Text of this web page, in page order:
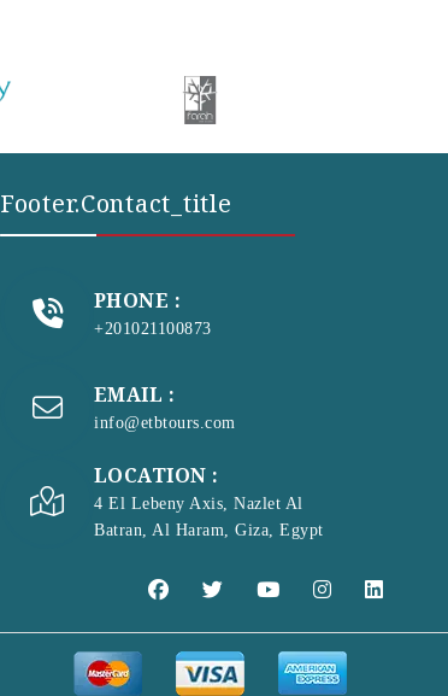
Footer.contact_title
PHONE :
+201021100873
EMAIL :
info@etbtours.com
LOCATION :
4 El Lebeny Axis, Nazlet Al
Batran, Al Haram, Giza, Egypt